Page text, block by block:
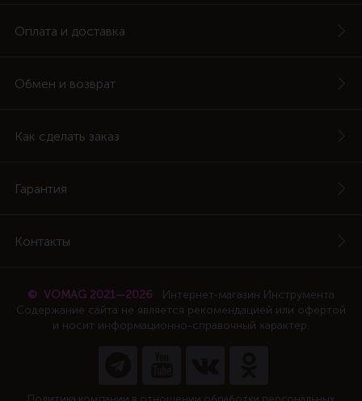
Оплата и доставка
Обмен и возврат
Как сделать заказ
Гарантия
Контакты
© VOMAG 2021—2026
Интернет-магазин Инструмента
Содержание сайта не является рекомендацией или офертой
и носит информационно-справочный характер.